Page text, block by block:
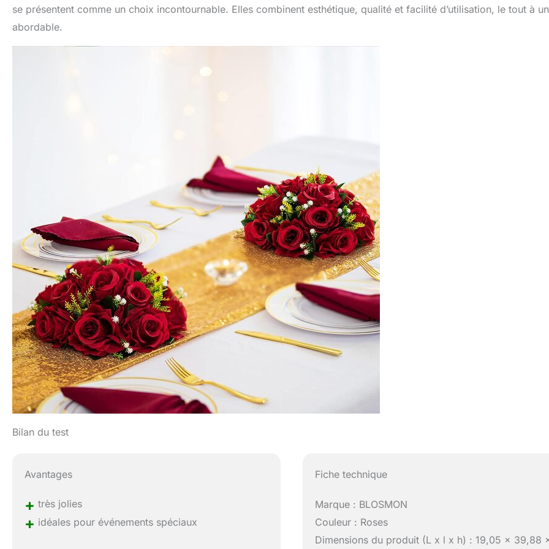
se présentent comme un choix incontournable. Elles combinent esthétique, qualité et facilité d’utilisation, le tout à
abordable.
Bilan du test
Avantages
+ très jolies
+ idéales pour événements spéciaux
Fiche technique
Marque : BLOSMON
Couleur : Roses
Dimensions du produit (L x l x h) : 19,05 x 39,88